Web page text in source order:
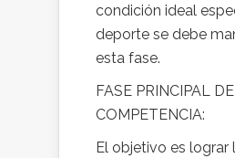
condición ideal
deporte se debe
esta fase.
FASE PRINCIPAL
COMPETENCIA:
El objetivo es lograr